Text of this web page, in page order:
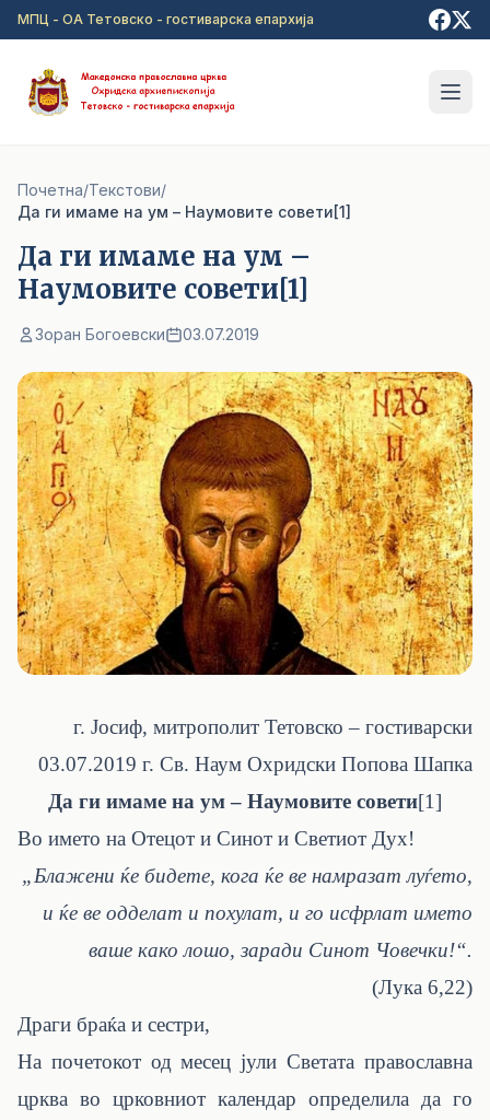
Прејди на главна содржина
МПЦ - ОА Тетовско - гостиварска епархија
Почетна/Текстови/
Да ги имаме на ум – Наумовите совети[1]
Да ги имаме на ум –
Наумовите совети[1]
Зоран Богоевски 03.07.2019
г. Јосиф, митрополит Тетовско – гостиварски
03.07.2019 г. Св. Наум Охридски Попова Шапка
Да ги имаме на ум – Наумовите совети[1]
Во името на Отецот и Синот и Светиот Дух!
„Блажени ќе бидете, кога ќе ве намразат луѓето,
и ќе ве одделат и похулат, и го исфрлат името
ваше како лошо, заради Синот Човечки!“.
(Лука 6,22)
Драги браќа и сестри,
На почетокот од месец јули Светата православна
црква во црковниот календар определила да го